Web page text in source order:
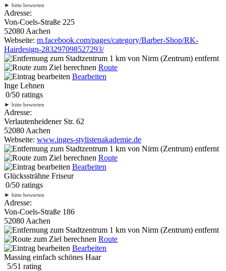
► bitte bewerten
Adresse:
Von-Coels-Straße 225
52080 Aachen
Webseite: m.facebook.com/pages/category/Barber-Shop/RK-
Hairdesign-283297098527293/
1 km von Nirm (Zentrum) entfernt
Route
Bearbeiten
Inge Lehnen
0/50 ratings
► bitte bewerten
Adresse:
Verlautenheidener Str. 62
52080 Aachen
Webseite: www.inges-stylistenakademie.de
1 km von Nirm (Zentrum) entfernt
Route
Bearbeiten
Glückssträhne Friseur
0/50 ratings
► bitte bewerten
Adresse:
Von-Coels-Straße 186
52080 Aachen
1 km von Nirm (Zentrum) entfernt
Route
Bearbeiten
Massing einfach schönes Haar
5/51 rating